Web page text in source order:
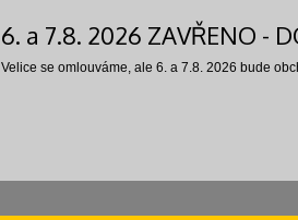
6. a 7.8. 2026 ZAVŘENO -
Velice se omlouváme, ale 6. a 7.8. 2026 bude